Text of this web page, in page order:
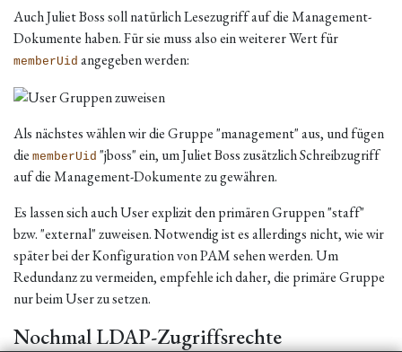
Auch Juliet Boss soll natürlich Lesezugriff auf die Management-
Dokumente haben. Für sie muss also ein weiterer Wert für
memberUid angegeben werden:
Als nächstes wählen wir die Gruppe "management" aus, und fügen
die memberUid "jboss" ein, um Juliet Boss zusätzlich Schreibzugriff
auf die Management-Dokumente zu gewähren.
Es lassen sich auch User explizit den primären Gruppen "staff"
bzw. "external" zuweisen. Notwendig ist es allerdings nicht, wie wir
später bei der Konfiguration von PAM sehen werden. Um
Redundanz zu vermeiden, empfehle ich daher, die primäre Gruppe
nur beim User zu setzen.
Nochmal LDAP-Zugriffsrechte